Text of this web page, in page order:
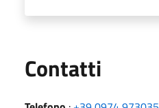
Contatti